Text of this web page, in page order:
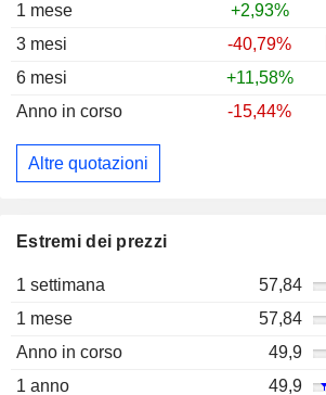
1 mese
+2,93%
3 mesi
-40,79%
6 mesi
+11,58%
Anno in corso
-15,44%
Altre quotazioni
Estremi dei prezzi
1 settimana 57,84
1 mese
57,84
Anno in corso
49,9
1 anno
49,9